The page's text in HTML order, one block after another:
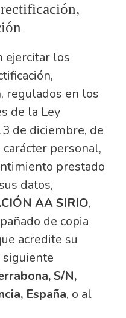
ejercitar los
regulados en los
de la Ley
de diciembre, de
personal,
prestado
datos,
AA SIRIO,
de copia
acredite su
S/N,
España, o al